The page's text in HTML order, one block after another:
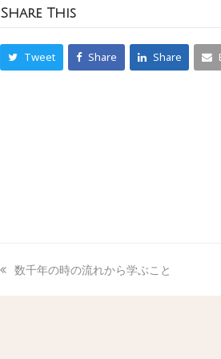
Share This
Tweet Share Share
数千年の時の流れから学ぶこと